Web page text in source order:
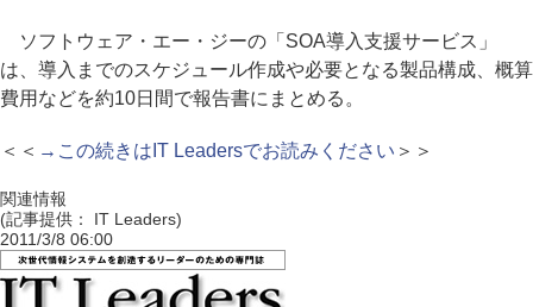
ソフトウェア・エー・ジーの「SOA導入支援サービス」
は、導入までのスケジュール作成や必要となる製品構成、概算
費用などを約10日間で報告書にまとめる。
＜＜ →この続きはIT Leadersでお読みください ＞＞
関連情報
(記事提供： IT Leaders)
2011/3/8 06:00